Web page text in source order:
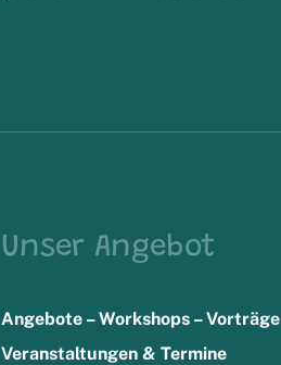
Unser Angebot
Angebote – Workshops – Vorträge
Veranstaltungen & Termine